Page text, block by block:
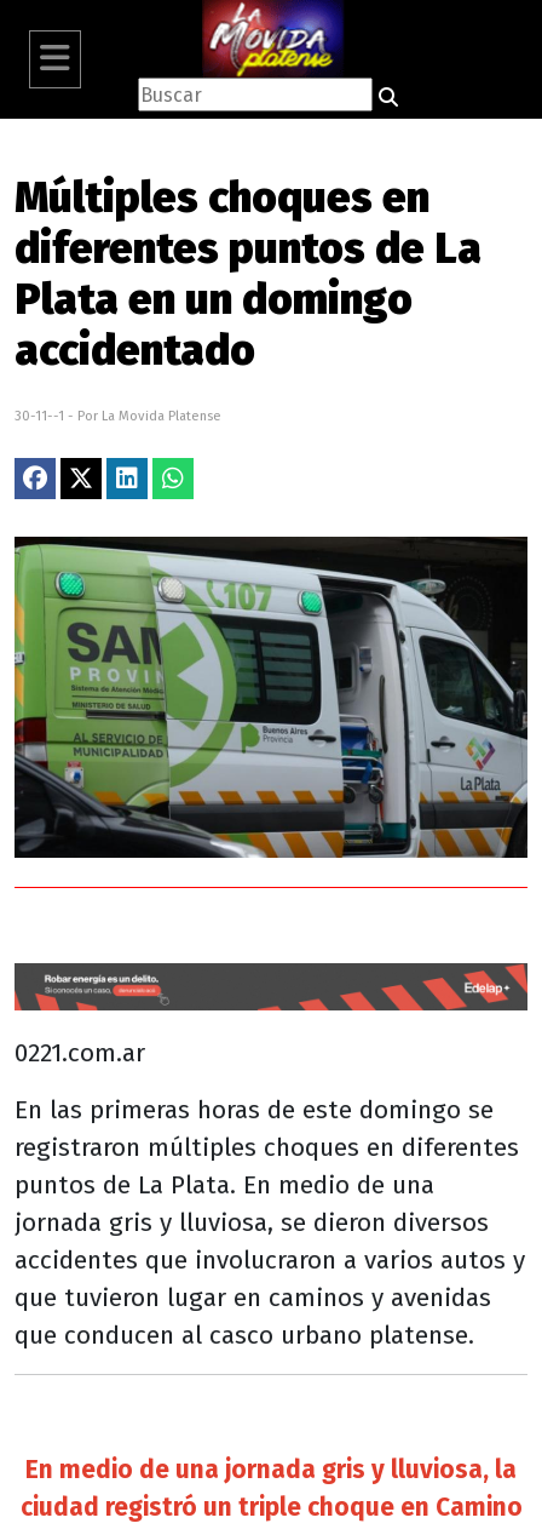
Múltiples choques en
diferentes puntos de La
Plata en un domingo
accidentado
30-11--1 - Por La Movida Platense
0221.com.ar
En las primeras horas de este domingo se
registraron múltiples choques en diferentes
puntos de La Plata. En medio de una
jornada gris y lluviosa, se dieron diversos
accidentes que involucraron a varios autos y
que tuvieron lugar en caminos y avenidas
que conducen al casco urbano platense.
En medio de una jornada gris y lluviosa, la
ciudad registró un triple choque en Camino